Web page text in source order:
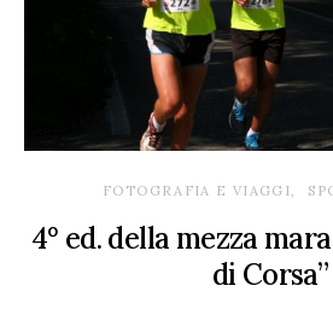
FOTOGRAFIA E VIAGGI
4° ed. della mezza
di Corsa”